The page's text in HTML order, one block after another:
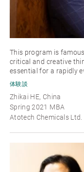
This program is
critical and creative
essential for a rapidly
体験談
Zhikai HE, China
Spring 2021 MBA
Atotech Chemicals Ltd.